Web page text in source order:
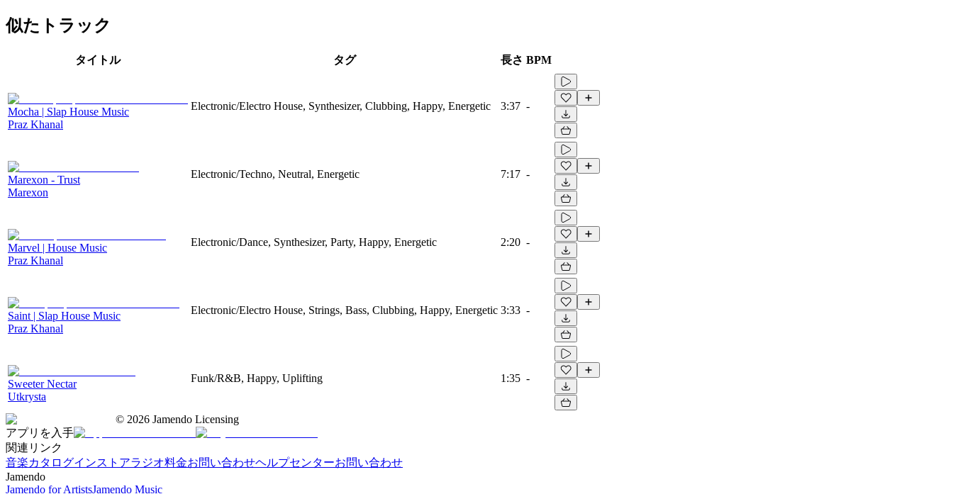
似たトラック
タイトル タグ 長さ BPM
Mocha | Slap House Music
Praz Khanal
Electronic/Electro House, Synthesizer, Clubbing, Happy, Energetic 3:37 -
Marexon - Trust
Marexon
Electronic/Techno, Neutral, Energetic 7:17 -
Marvel | House Music
Praz Khanal
Electronic/Dance, Synthesizer, Party, Happy, Energetic 2:20 -
Saint | Slap House Music
Praz Khanal
Electronic/Electro House, Strings, Bass, Clubbing, Happy, Energetic 3:33 -
Sweeter Nectar
Utkrysta
Funk/R&B, Happy, Uplifting 1:35 -
© 2026 Jamendo Licensing
アプリを入手
関連リンク
音楽カタログインストアラジオ料金お問い合わせヘルプセンターお問い合わせ
Jamendo
Jamendo for ArtistsJamendo Music